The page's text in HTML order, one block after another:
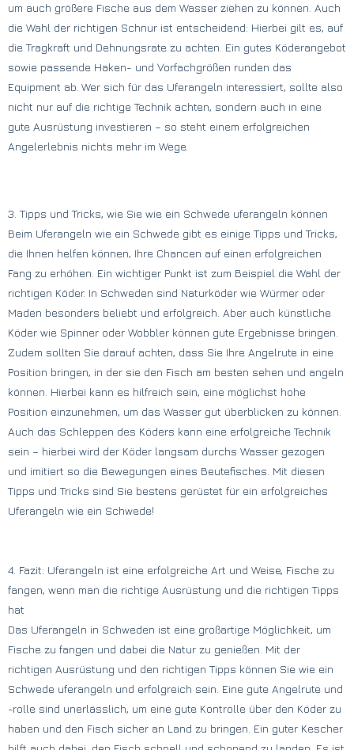
um auch größere Fische aus dem Wasser ziehen zu können. Auch
die Wahl der richtigen Schnur ist entscheidend: Hierbei gilt es, auf
die Tragkraft und Dehnungsrate zu achten. Ein gutes Köderangebot
sowie passende Haken- und Vorfachgrößen runden das
Equipment ab. Wer sich für das Uferangeln interessiert, sollte also
nicht nur auf die richtige Technik achten, sondern auch in eine
gute Ausrüstung investieren – so steht einem erfolgreichen
Angelerlebnis nichts mehr im Wege.
3. Tipps und Tricks, wie Sie wie ein Schwede uferangeln können
Beim Uferangeln wie ein Schwede gibt es einige Tipps und Tricks,
die Ihnen helfen können, Ihre Chancen auf einen erfolgreichen
Fang zu erhöhen. Ein wichtiger Punkt ist zum Beispiel die Wahl der
richtigen Köder. In Schweden sind Naturköder wie Würmer oder
Maden besonders beliebt und erfolgreich. Aber auch künstliche
Köder wie Spinner oder Wobbler können gute Ergebnisse bringen.
Zudem sollten Sie darauf achten, dass Sie Ihre Angelrute in eine
Position bringen, in der sie den Fisch am besten sehen und angeln
können. Hierbei kann es hilfreich sein, eine möglichst hohe
Position einzunehmen, um das Wasser gut überblicken zu können.
Auch das Schleppen des Köders kann eine erfolgreiche Technik
sein – hierbei wird der Köder langsam durchs Wasser gezogen
und imitiert so die Bewegungen eines Beutefisches. Mit diesen
Tipps und Tricks sind Sie bestens gerüstet für ein erfolgreiches
Uferangeln wie ein Schwede!
4. Fazit: Uferangeln ist eine erfolgreiche Art und Weise, Fische zu
fangen, wenn man die richtige Ausrüstung und die richtigen Tipps
hat
Das Uferangeln in Schweden ist eine großartige Möglichkeit, um
Fische zu fangen und dabei die Natur zu genießen. Mit der
richtigen Ausrüstung und den richtigen Tipps können Sie wie ein
Schwede uferangeln und erfolgreich sein. Eine gute Angelrute und
-rolle sind unerlässlich, um eine gute Kontrolle über den Köder zu
haben und den Fisch sicher an Land zu bringen. Ein guter Kescher